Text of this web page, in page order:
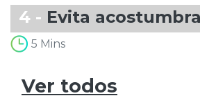
4 - Evita
5 Mins
Ver todos